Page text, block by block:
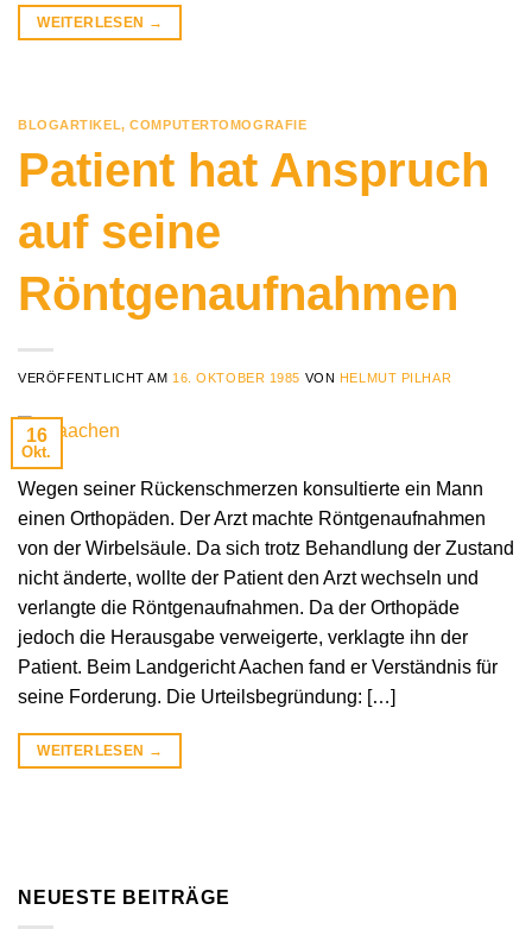
WEITERLESEN →
BLOGARTIKEL,COMPUTERTOMOGRAFIE
Patient hat Anspruch
auf seine
Röntgenaufnahmen
VERÖFFENTLICHT AM 16. OKTOBER 1985 VON HELMUT PILHAR
16
Okt.
Wegen seiner Rückenschmerzen konsultierte ein Mann
einen Orthopäden. Der Arzt machte Röntgenaufnahmen
von der Wirbelsäule. Da sich trotz Behandlung der Zustand
nicht änderte, wollte der Patient den Arzt wechseln und
verlangte die Röntgenaufnahmen. Da der Orthopäde
jedoch die Herausgabe verweigerte, verklagte ihn der
Patient. Beim Landgericht Aachen fand er Verständnis für
seine Forderung. Die Urteilsbegründung: […]
WEITERLESEN →
NEUESTE BEITRÄGE